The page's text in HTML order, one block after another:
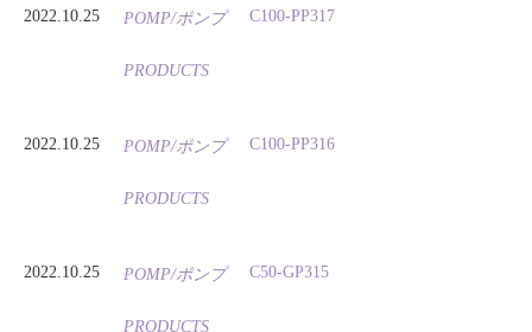
2022.10.25 POMP/ポンプ
PRODUCTS
C100-PP317
2022.10.25 POMP/ポンプ
PRODUCTS
C100-PP316
2022.10.25 POMP/ポンプ
PRODUCTS
C50-GP315